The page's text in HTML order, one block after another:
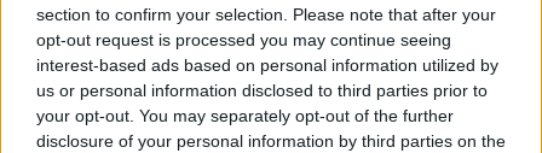
section to confirm your selection. Please note that after your
opt-out request is processed you may continue seeing
interest-based ads based on personal information utilized by
us or personal information disclosed to third parties prior to
your opt-out. You may separately opt-out of the further
disclosure of your personal information by third parties on the